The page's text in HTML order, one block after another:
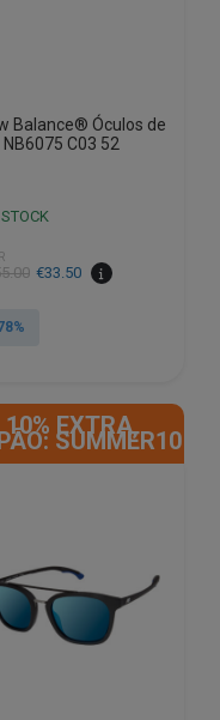
Balance® Óculos de
NB6075 C03 52
€33.50
10% EXTRA,
SUMMER10